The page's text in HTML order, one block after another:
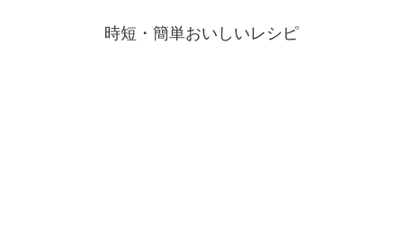
時短・簡単おいしいレシピ